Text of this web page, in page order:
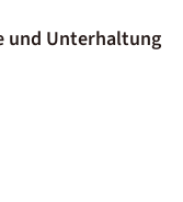
und Unterhaltung